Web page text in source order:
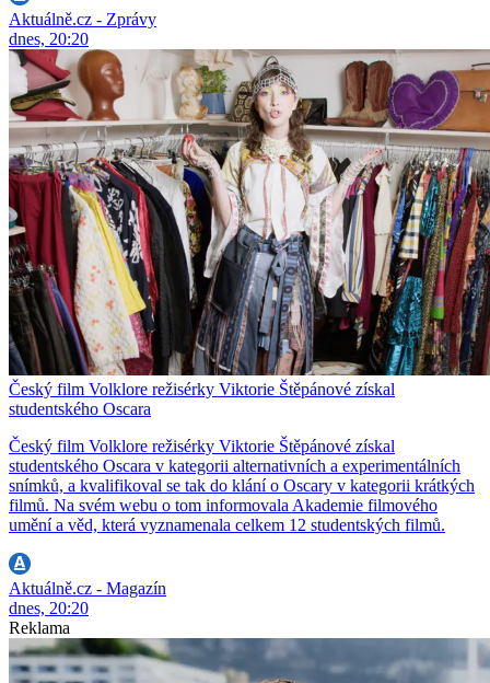
Aktuálně.cz - Zprávy
dnes, 20:20
Český film Volklore režisérky Viktorie Štěpánové získal
studentského Oscara
Český film Volklore režisérky Viktorie Štěpánové získal
studentského Oscara v kategorii alternativních a experimentálních
snímků, a kvalifikoval se tak do klání o Oscary v kategorii krátkých
filmů. Na svém webu o tom informovala Akademie filmového
umění a věd, která vyznamenala celkem 12 studentských filmů.
Aktuálně.cz - Magazín
dnes, 20:20
Reklama